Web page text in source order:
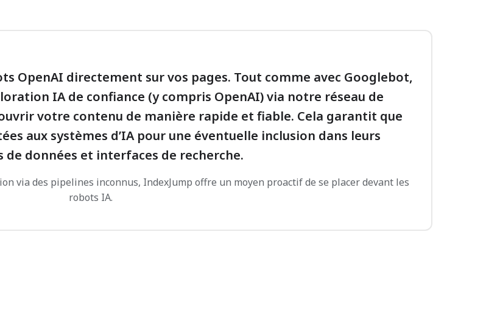
OpenAI directement sur vos pages. Tout comme avec Googlebot,
IA de confiance (y compris OpenAI) via notre réseau de
votre contenu de manière rapide et fiable. Cela garantit que
aux systèmes d’IA pour une éventuelle inclusion dans leurs
de données et interfaces de recherche.
via des pipelines inconnus, IndexJump offre un moyen proactif de se placer devant les
robots IA.